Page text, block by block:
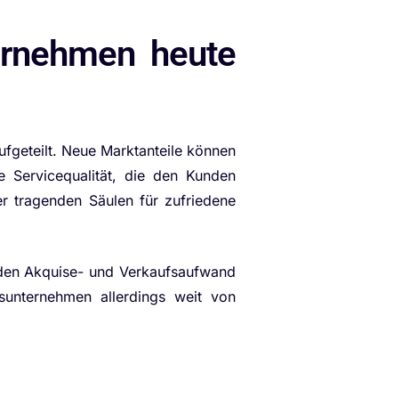
heute
Neue Marktanteile können
Servicequalität, die den Kunden
tragenden Säulen für zufriedene
Akquise- und Verkaufsaufwand
allerdings weit von